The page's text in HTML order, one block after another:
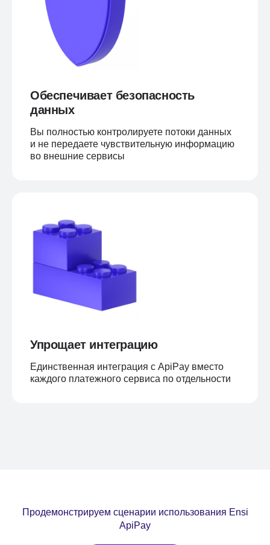
Обеспечивает безопасность
данных
Вы полностью контролируете потоки данных
и не передаете чувствительную информацию
во внешние сервисы
Упрощает интеграцию
Единственная интеграция с ApiPay вместо
каждого платежного сервиса по отдельности
Продемонстрируем сценарии использования Ensi
ApiPay